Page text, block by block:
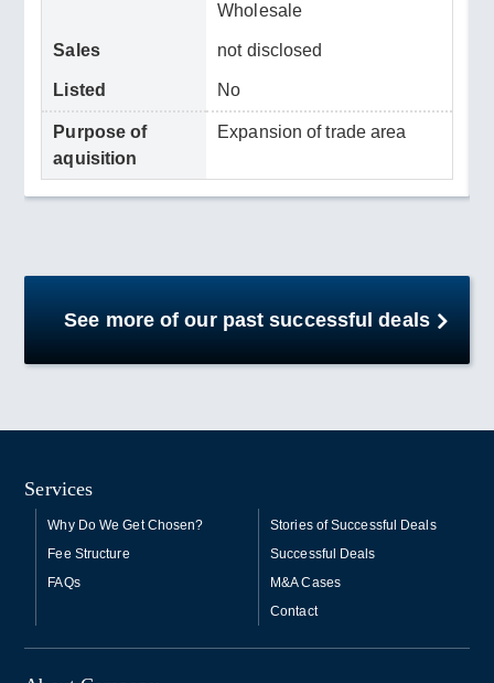
Wholesale
Sales not disclosed
Listed No
Purpose of
aquisition
Expansion of trade area
See more of our past successful deals
Services
Why Do We Get Chosen?
Fee Structure
FAQs
Stories of Successful Deals
Successful Deals
M&A Cases
Contact